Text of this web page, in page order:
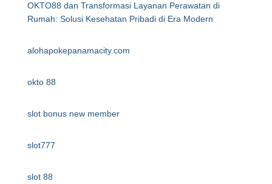
OKTO88 dan Transformasi Layanan Perawatan di
Rumah: Solusi Kesehatan Pribadi di Era Modern
alohapokepanamacity.com
okto 88
slot bonus new member
slot777
slot 88